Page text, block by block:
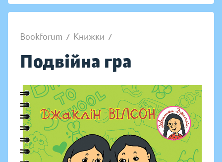
Bookforum / Книжки /
Подвійна гра